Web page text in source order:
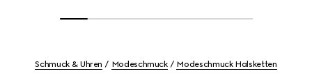
Schmuck & Uhren Modeschmuck Modeschmuck Halsketten